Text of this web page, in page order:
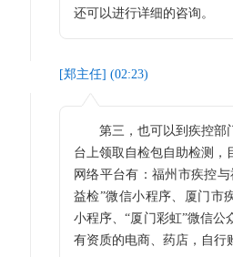
还可以进行详细的咨询。
[郑主任] (02:23)
第三，也可以到疾控部
台上领取自检包自助检测，
网络平台有：福州市疾控
益检”微信小程序、厦门市
小程序、“厦门彩虹”微信公
有资质的电商、药店，自行